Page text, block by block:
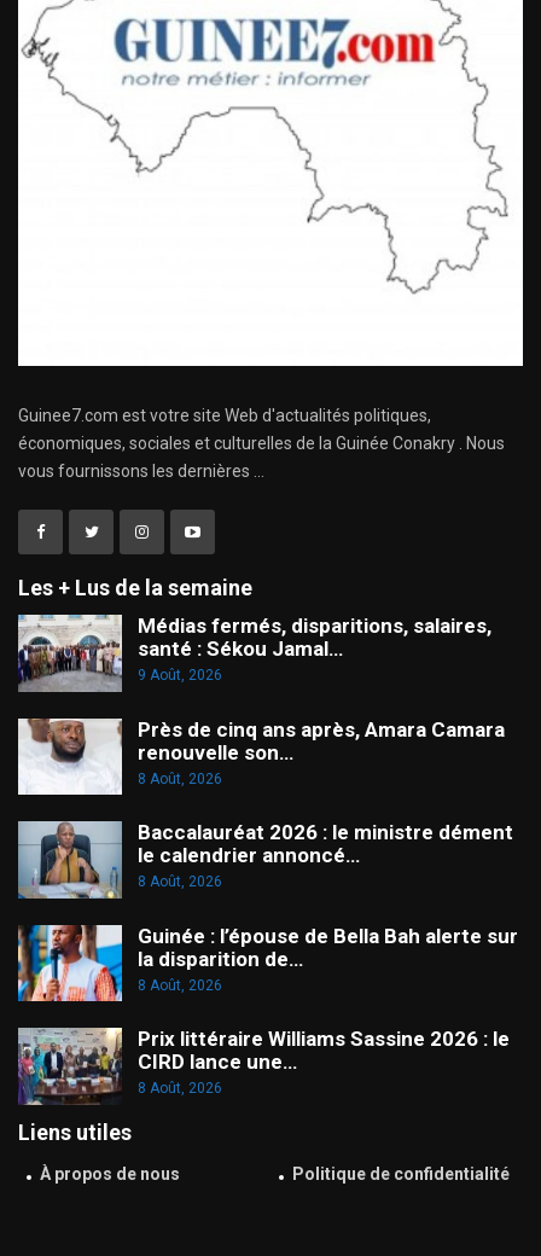
Guinee7.com est votre site Web d'actualités politiques,
économiques, sociales et culturelles de la Guinée Conakry . Nous
vous fournissons les dernières ...
Les + Lus de la semaine
Médias fermés, disparitions, salaires,
santé : Sékou Jamal…
9 Août, 2026
Près de cinq ans après, Amara Camara
renouvelle son…
8 Août, 2026
Baccalauréat 2026 : le ministre dément
le calendrier annoncé…
8 Août, 2026
Guinée : l’épouse de Bella Bah alerte sur
la disparition de…
8 Août, 2026
Prix littéraire Williams Sassine 2026 : le
CIRD lance une…
8 Août, 2026
Liens utiles
À propos de nous Politique de confidentialité